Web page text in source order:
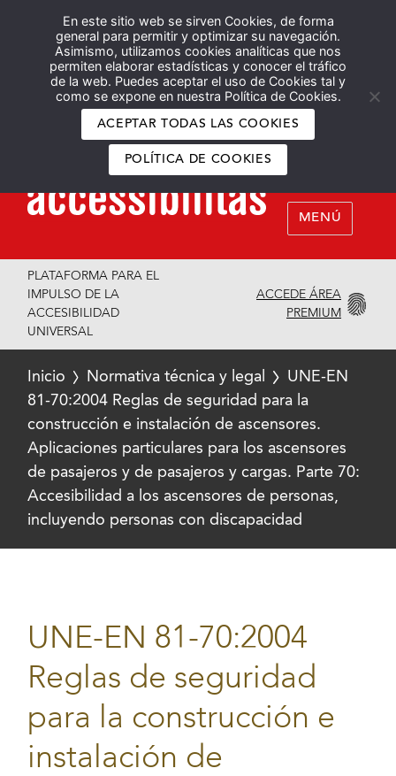
En este sitio web se sirven Cookies, de forma
general para permitir y optimizar su navegación.
Asimismo, utilizamos cookies analíticas que nos
permiten elaborar estadísticas y conocer el tráfico
de la web. Puedes aceptar el uso de Cookies tal y
como se expone en nuestra Política de Cookies.
ACEPTAR TODAS LAS COOKIES
POLÍTICA DE COOKIES
Español English
MENÚ
PLATAFORMA PARA EL
IMPULSO DE LA
ACCESIBILIDAD
UNIVERSAL
ACCEDE ÁREA
PREMIUM
Inicio Normativa técnica y legal
UNE-EN
81-70:2004 Reglas de seguridad para la
construcción e instalación de ascensores.
Aplicaciones particulares para los ascensores
de pasajeros y de pasajeros y cargas. Parte 70:
Accesibilidad a los ascensores de personas,
incluyendo personas con discapacidad
UNE-EN 81-70:2004
Reglas de seguridad
para la construcción e
instalación de